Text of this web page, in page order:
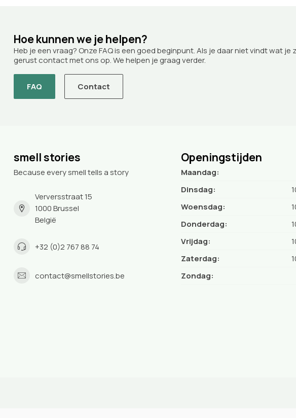
Hoe kunnen we je helpen?
Heb je een vraag? Onze FAQ is een goed beginpunt. Als je daar niet vindt wat je
gerust contact met ons op. We helpen je graag verder.
FAQ Contact
smell stories
Because every smell tells a story
Verversstraat 15
1000 Brussel
België
+32 (0)2 767 88 74
contact@smellstories.be
Openingstijden
Maandag:
Dinsdag:
Woensdag:
Donderdag:
Vrijdag:
Zaterdag:
Zondag: